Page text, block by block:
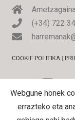
(+34) 722
COOKIE POLITIKA |
Webgune honek
errazteko eta